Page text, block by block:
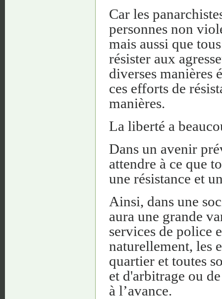
Car les
personnes non
mais aussi que
résister aux
diverses manières
ces efforts de
manières.
La liberté a
Dans un avenir
attendre à ce que
une résistance et
Ainsi, dans une
aura une grande
services de police
naturellement, les
quartier et toutes
et d'arbitrage ou
à l’avance.